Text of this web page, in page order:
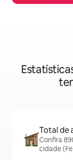
Total de
Confira
cidade